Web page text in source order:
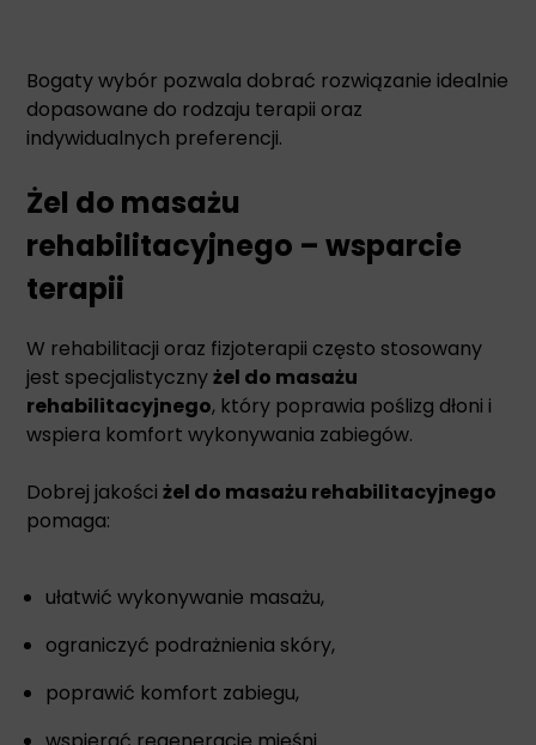
Bogaty wybór pozwala dobrać rozwiązanie idealnie
dopasowane do rodzaju terapii oraz
indywidualnych preferencji.
Żel do masażu
rehabilitacyjnego – wsparcie
terapii
W rehabilitacji oraz fizjoterapii często stosowany
jest specjalistycznyżel do masażu
rehabilitacyjnego, który poprawia poślizg dłoni i
wspiera komfort wykonywania zabiegów.
Dobrej jakościżel do masażu rehabilitacyjnego
pomaga:
ułatwić wykonywanie masażu,
ograniczyć podrażnienia skóry,
poprawić komfort zabiegu,